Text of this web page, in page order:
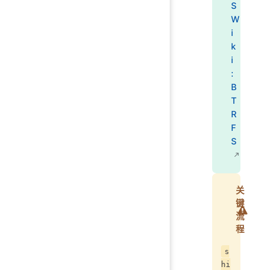
S
W
i
k
i
:
B
T
R
F
S
关
键
流
程
s
hi